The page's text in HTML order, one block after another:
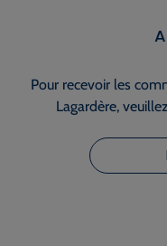
Pour recevoir les
Lagardère,